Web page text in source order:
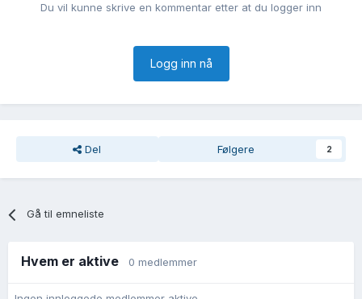
Du vil kunne skrive en kommentar etter at du logger inn
Logg inn nå
Del Følgere 2
Gå til emneliste
Hvem er aktive 0 medlemmer